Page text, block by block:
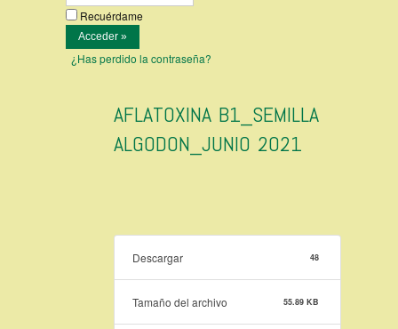
Recuérdame
¿Has perdido la contraseña?
AFLATOXINA B1_SEMILLA
ALGODON_JUNIO 2021
Descargar 48
Tamaño del archivo 55.89 KB